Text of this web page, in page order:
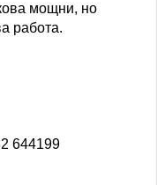
мощни, но
работа.
644199